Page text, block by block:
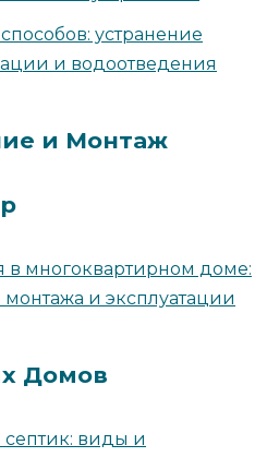
устранение
и водоотведения
и Монтаж
в многоквартирном доме:
монтажа и эксплуатации
Домов
виды и